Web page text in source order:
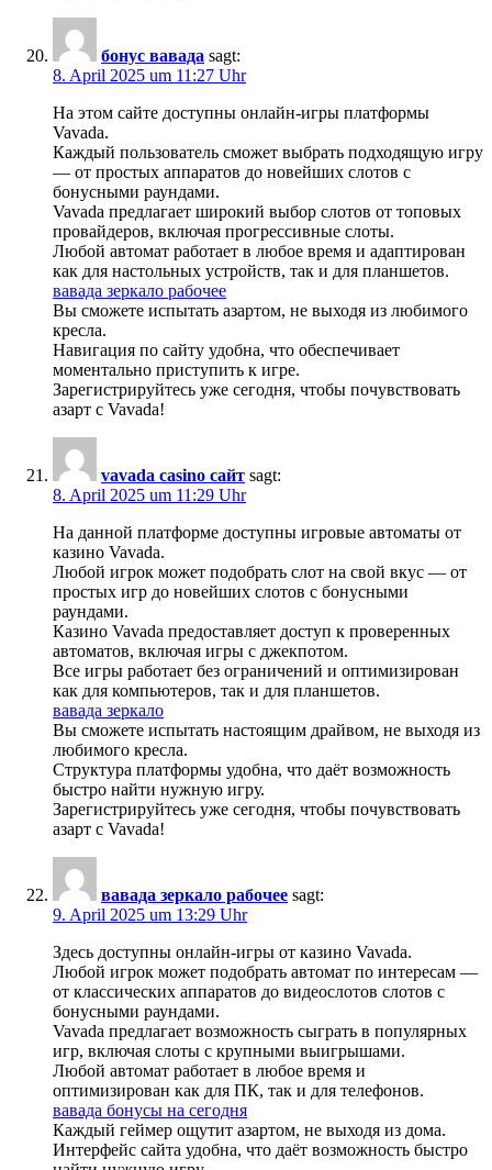
бонус вавада sagt:
8. April 2025 um 11:27 Uhr
На этом сайте доступны онлайн-игры платформы
Vavada.
Каждый пользователь сможет выбрать подходящую игру
— от простых аппаратов до новейших слотов с
бонусными раундами.
Vavada предлагает широкий выбор слотов от топовых
провайдеров, включая прогрессивные слоты.
Любой автомат работает в любое время и адаптирован
как для настольных устройств, так и для планшетов.
вавада зеркало рабочее
Вы сможете испытать азартом, не выходя из любимого
кресла.
Навигация по сайту удобна, что обеспечивает
моментально приступить к игре.
Зарегистрируйтесь уже сегодня, чтобы почувствовать
азарт с Vavada!
vavada casino сайт sagt:
8. April 2025 um 11:29 Uhr
На данной платформе доступны игровые автоматы от
казино Vavada.
Любой игрок может подобрать слот на свой вкус — от
простых игр до новейших слотов с бонусными
раундами.
Казино Vavada предоставляет доступ к проверенных
автоматов, включая игры с джекпотом.
Все игры работает без ограничений и оптимизирован
как для компьютеров, так и для планшетов.
вавада зеркало
Вы сможете испытать настоящим драйвом, не выходя из
любимого кресла.
Структура платформы удобна, что даёт возможность
быстро найти нужную игру.
Зарегистрируйтесь уже сегодня, чтобы почувствовать
азарт с Vavada!
вавада зеркало рабочее sagt:
9. April 2025 um 13:29 Uhr
Здесь доступны онлайн-игры от казино Vavada.
Любой игрок может подобрать автомат по интересам —
от классических аппаратов до видеослотов слотов с
бонусными раундами.
Vavada предлагает возможность сыграть в популярных
игр, включая слоты с крупными выигрышами.
Любой автомат работает в любое время и
оптимизирован как для ПК, так и для телефонов.
вавада бонусы на сегодня
Каждый геймер ощутит азартом, не выходя из дома.
Интерфейс сайта удобна, что даёт возможность быстро